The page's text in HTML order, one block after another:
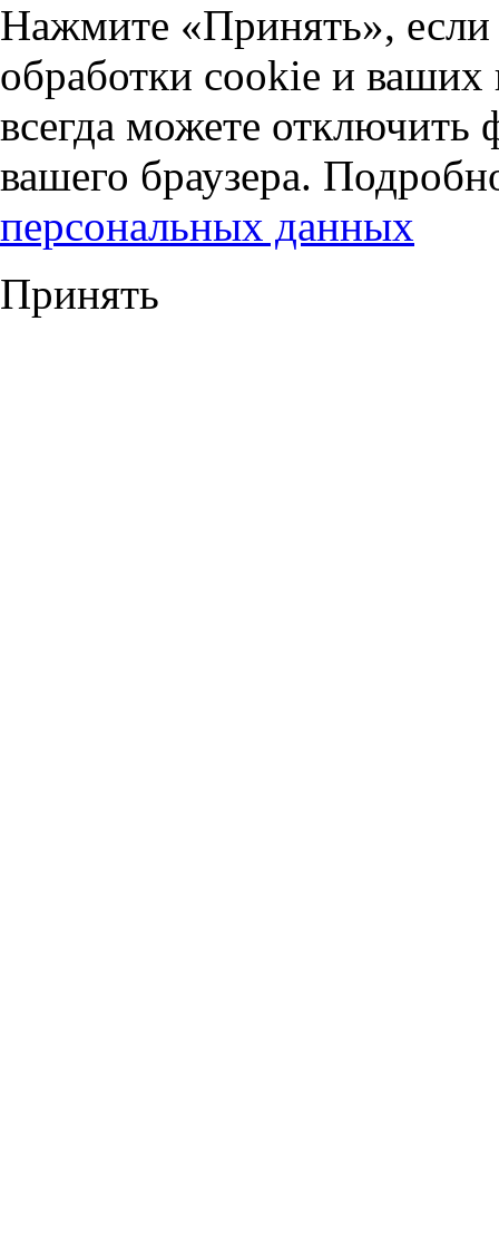
Нажмите «Принять», если
обработки cookie и
всегда можете отключить
вашего браузера.
персональных данных
Принять